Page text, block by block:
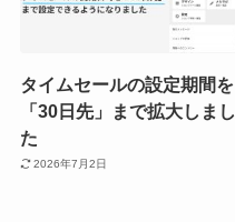
タイムセールの設定期間を
「30日先」まで拡大しまし
た
2026年7月2日